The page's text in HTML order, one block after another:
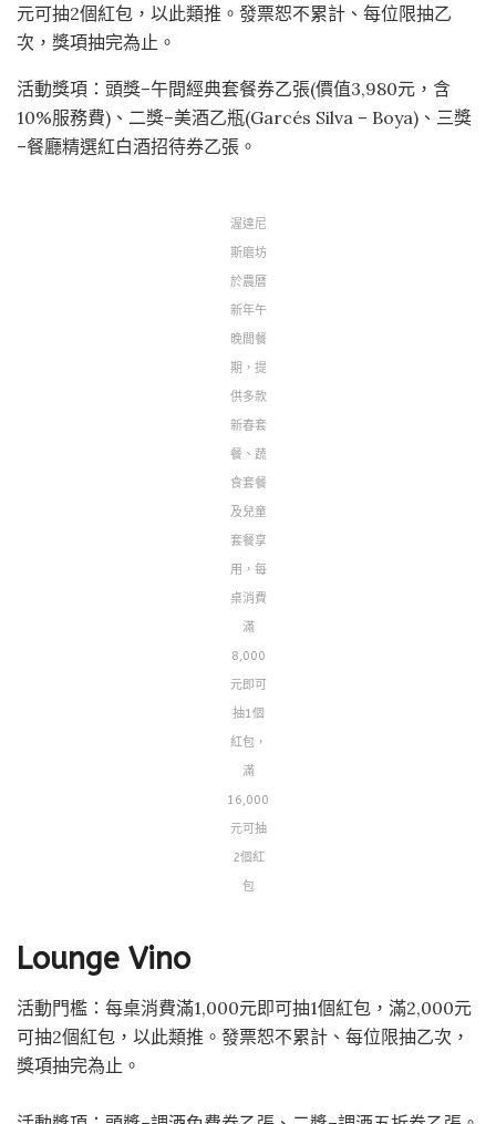
元可抽2個紅包，以此類推。發票恕不累計、每位限抽乙
次，獎項抽完為止。
活動獎項：頭獎–午間經典套餐券乙張(價值3,980元，含
10%服務費)、二獎–美酒乙瓶(Garcés Silva – Boya)、三獎
–餐廳精選紅白酒招待券乙張。
渥達尼
斯磨坊
於農曆
新年午
晚間餐
期，提
供多款
新春套
餐、蔬
食套餐
及兒童
套餐享
用，每
桌消費
滿
8,000
元即可
抽1個
紅包，
滿
16,000
元可抽
2個紅
包
Lounge Vino
活動門檻：每桌消費滿1,000元即可抽1個紅包，滿2,000元
可抽2個紅包，以此類推。發票恕不累計、每位限抽乙次，
獎項抽完為止。